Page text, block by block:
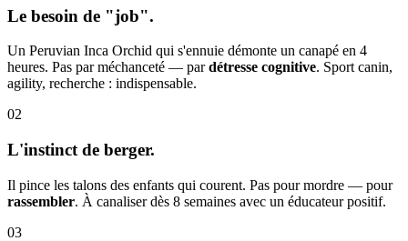
Le besoin de "job".
Un Peruvian Inca Orchid qui s'ennuie démonte un canapé en 4
heures. Pas par méchanceté — pardétresse cognitive. Sport canin,
agility, recherche : indispensable.
02
L'instinct de berger.
Il pince les talons des enfants qui courent. Pas pour mordre — pour
rassembler. À canaliser dès 8 semaines avec un éducateur positif.
03